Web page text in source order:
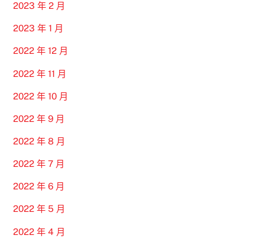
2023 年 2 月
2023 年 1 月
2022 年 12 月
2022 年 11 月
2022 年 10 月
2022 年 9 月
2022 年 8 月
2022 年 7 月
2022 年 6 月
2022 年 5 月
2022 年 4 月